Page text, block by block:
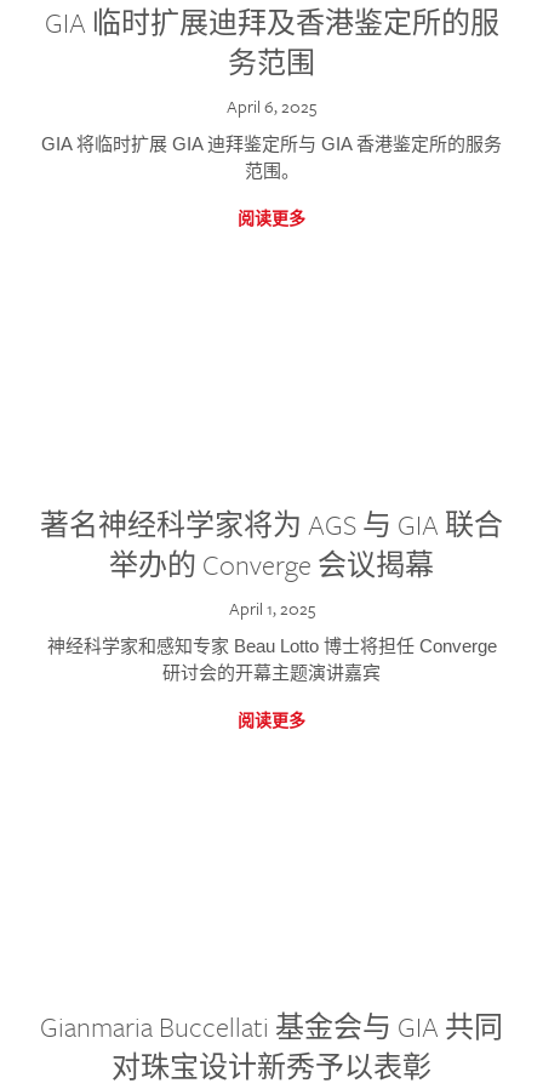
GIA 临时扩展迪拜及香港鉴定所的服
务范围
April 6, 2025
GIA 将临时扩展 GIA 迪拜鉴定所与 GIA 香港鉴定所的服务
范围。
阅读更多
著名神经科学家将为 AGS 与 GIA 联合
举办的 Converge 会议揭幕
April 1, 2025
神经科学家和感知专家 Beau Lotto 博士将担任 Converge
研讨会的开幕主题演讲嘉宾
阅读更多
Gianmaria Buccellati 基金会与 GIA 共同
对珠宝设计新秀予以表彰